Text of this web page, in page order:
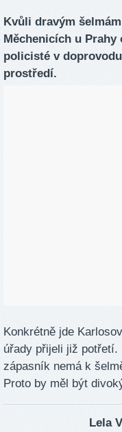
Kvůli dravým
Měchenicích u
policisté v
prostředí.
Konkrétně jde
úřady přijeli již
zápasník nemá k
Proto by měl být
Lela